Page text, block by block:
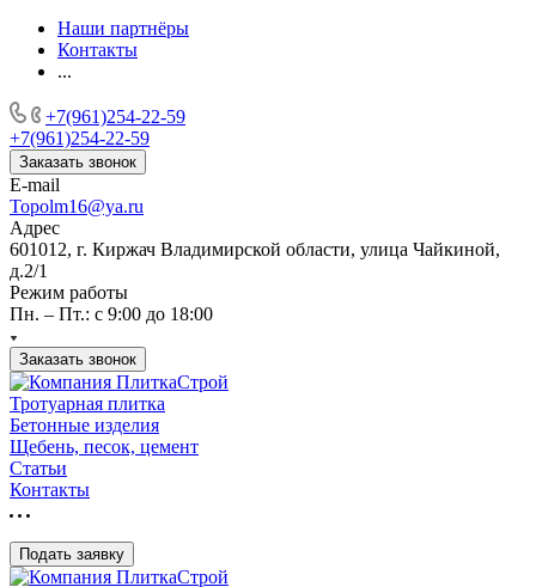
Наши партнёры
Контакты
...
+7(961)254-22-59
+7(961)254-22-59
Заказать звонок
E-mail
Topolm16@ya.ru
Адрес
601012, г. Киржач Владимирской области, улица Чайкиной,
д.2/1
Режим работы
Пн. – Пт.: с 9:00 до 18:00
Заказать звонок
Тротуарная плитка
Бетонные изделия
Щебень, песок, цемент
Статьи
Контакты
Подать заявку